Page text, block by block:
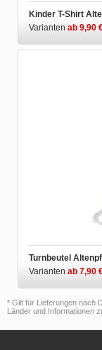
Kinder T-Shirt
Varianten ab 9,90
Turnbeutel
Varianten ab 7,90
* Gilt für Lieferungen nach
Länder und Informationen